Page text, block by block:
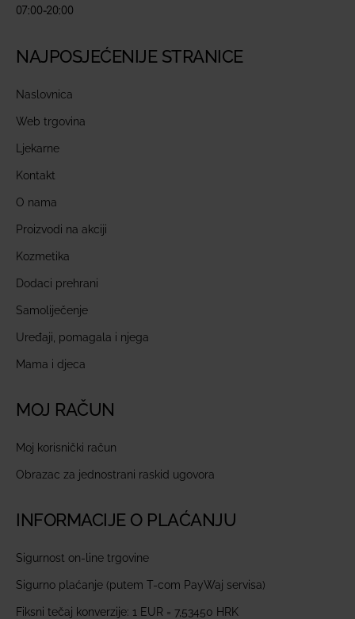
07:00-20:00
NAJPOSJEĆENIJE STRANICE
Naslovnica
Web trgovina
Ljekarne
Kontakt
O nama
Proizvodi na akciji
Kozmetika
Dodaci prehrani
Samoliječenje
Uređaji, pomagala i njega
Mama i djeca
MOJ RAČUN
Moj korisnički račun
Obrazac za jednostrani raskid ugovora
INFORMACIJE O PLAĆANJU
Sigurnost on-line trgovine
Sigurno plaćanje (putem T-com PayWaj servisa)
Fiksni tečaj konverzije: 1 EUR = 7,53450 HRK